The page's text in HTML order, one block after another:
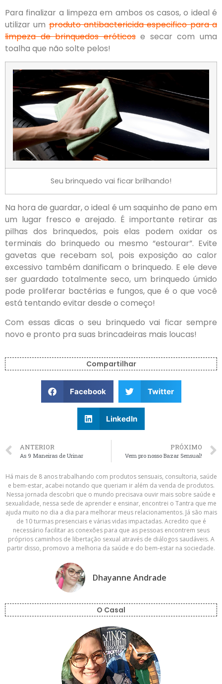
Para finalizar a limpeza em ambos os casos, o ideal é
utilizar umproduto antibactericida especifico para a
limpeza de brinquedos eróticose secar com uma
toalha que não solte pelos!
Seu brinquedo vai ficar brilhando!
Na hora de guardar, o ideal é um saquinho de pano em
um lugar fresco e arejado. É importante retirar as
pilhas dos brinquedos, pois elas podem oxidar os
terminais do brinquedo ou mesmo “estourar”. Evite
gavetas que recebam sol, pois exposição ao calor
excessivo também danificam o brinquedo. E ele deve
ser guardado totalmente seco, um brinquedo úmido
pode proliferar bactérias e fungos, que é o que você
está tentando evitar desde o começo!
Com essas dicas o seu brinquedo vai ficar sempre
novo e pronto pra suas brincadeiras mais loucas!
Compartilhar
Facebook Twitter
LinkedIn
ANTERIOR
As 9 Maneiras de Urinar
PRÓXIMO
Vem pro nosso Bazar Sensual!
Há mais de 8 anos trabalhando com produtos sensuais, consultoria, saúde
e bem-estar, acabei notando que queriam ir além da venda de produtos.
Nessa jornada descobri que o mundo precisava ouvir mais sobre saúde e
sexualidade, nessa sede de aprender e ensinar, encontrei o Tantra que me
ajuda muito no dia a dia para melhorar meus relacionamentos. Já são mais
de 10 turmas presenciais e várias vidas impactadas. Acredito que é
necessário facilitar as conexões para que as pessoas encontrem seus
próprios caminhos de libertação sexual através de diálogos saudáveis. A
partir disso, promovo a melhoria da saúde e do bem-estar na sociedade.
Dhayanne Andrade
O Casal